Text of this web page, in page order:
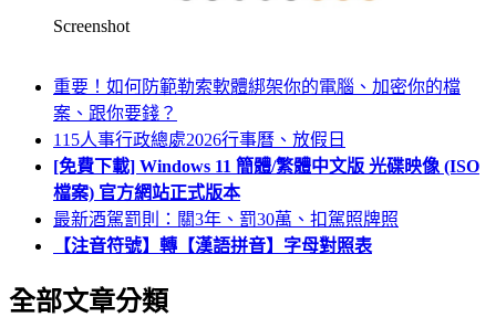
Screenshot
重要！如何防範勒索軟體綁架你的電腦、加密你的檔
案、跟你要錢？
115人事行政總處2026行事曆、放假日
[免費下載] Windows 11 簡體/繁體中文版 光碟映像 (ISO
檔案) 官方網站正式版本
最新酒駕罰則：關3年、罰30萬、扣駕照牌照
【注音符號】轉【漢語拼音】字母對照表
全部文章分類